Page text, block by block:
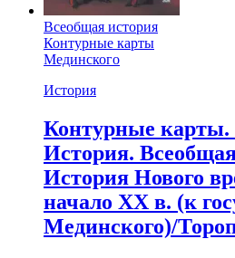
Всеобщая история
Контурные карты
Мединского
История
Контурные карты.
История.
История Нового
начало XX в. (к
Мединского)/